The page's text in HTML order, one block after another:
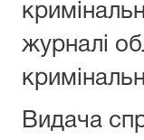
журналі
Видача